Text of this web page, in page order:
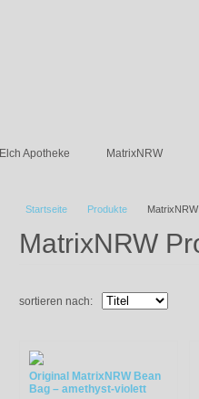
Elch Apotheke MatrixNRW
Startseite Produkte
MatrixNRW
sortieren nach:
Original MatrixNRW Bean
Bag – amethyst-violett